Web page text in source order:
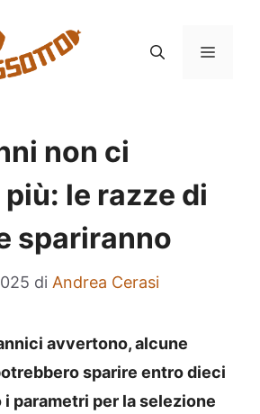
MENU
non ci
le razze di
spariranno
di Andrea Cerasi
avvertono, alcune
sparire entro dieci
i parametri per la selezione